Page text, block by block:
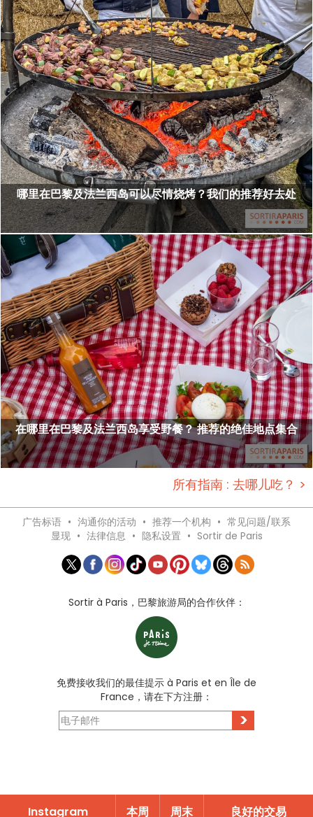
哪里在巴黎及法兰西岛可以尽情烧烤？我们的推荐好去处
在哪里在巴黎及法兰西岛享受野餐？ 推荐的绝佳地点集合
所有指南 : 去哪儿吃？ >
广告标语 • 沟通你的活动 • 推荐一个机构 • 常见问题/联系
显现 • 法律信息 • 隐私设置 • Sortir de Paris
Sortir à Paris，巴黎旅游局的合作伙伴：
免费接收我们的最佳提示 à Paris et en Île de
France，请在下方注册：
>
Instagram 本周 周末 良好的交易